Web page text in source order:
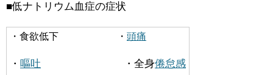
■低ナトリウム血症の症状
・食欲低下 ・ 頭痛
・ 嘔吐 ・全身倦怠感